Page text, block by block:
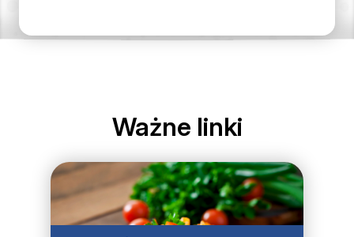
Ważne linki